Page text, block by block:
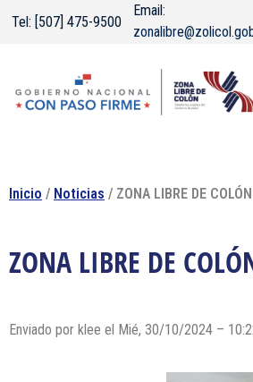
Tel: [507] 475-9500
Email:
Inicio / Noticias / ZONA LIBRE DE
ZONA LIBRE DE
Enviado por klee el Mié, 30/10/2024 –